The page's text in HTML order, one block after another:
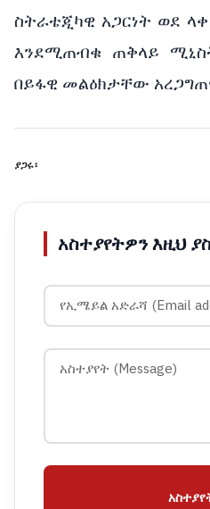
ስትራቴጂካዊ አጋርነት ወደ
እንደሚጠብቁ ጠቅላይ
በይፋዊ መልዕክታቸው
ያጋሩ፡
አስተያየትዎን እዚህ